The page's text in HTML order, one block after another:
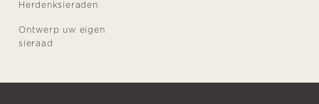
Herdenksieraden
Ontwerp uw eigen
sieraad